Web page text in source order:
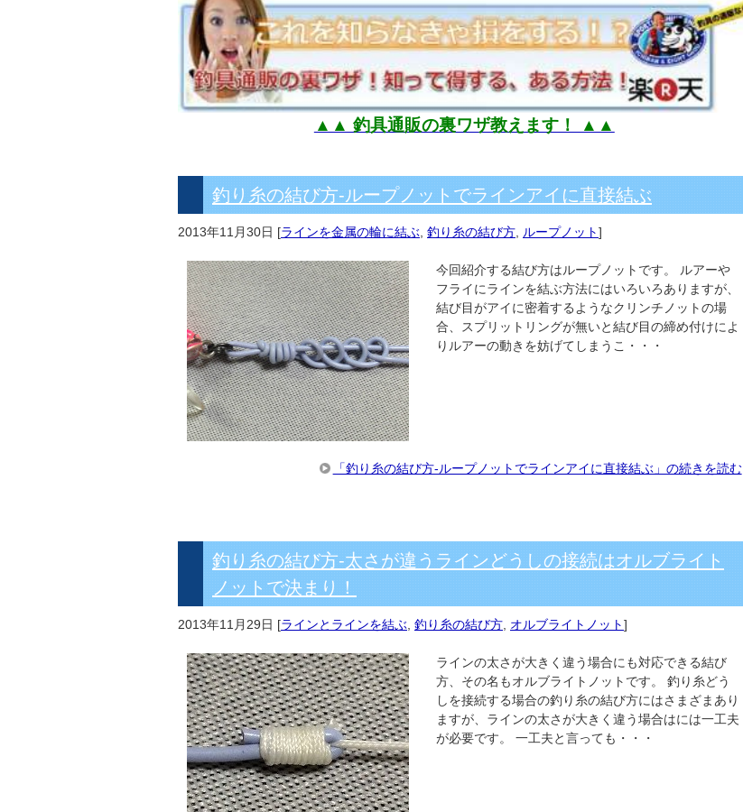
▲▲ 釣具通販の裏ワザ教えます！ ▲▲
釣り糸の結び方-ループノットでラインアイに直接結ぶ
2013年11月30日 [ラインを金属の輪に結ぶ 釣り糸の結び方 ループノット]
今回紹介する結び方はループノットです。 ルアーや
フライにラインを結ぶ方法にはいろいろありますが、
結び目がアイに密着するようなクリンチノットの場
合、スプリットリングが無いと結び目の締め付けによ
りルアーの動きを妨げてしまうこ・・・
「釣り糸の結び方-ループノットでラインアイに直接結ぶ」の続きを読む
釣り糸の結び方-太さが違うラインどうしの接続はオルブライト
ノットで決まり！
2013年11月29日 [ラインとラインを結ぶ 釣り糸の結び方 オルブライトノット]
ラインの太さが大きく違う場合にも対応できる結び
方、その名もオルブライトノットです。 釣り糸どう
しを接続する場合の釣り糸の結び方にはさまざまあり
ますが、ラインの太さが大きく違う場合はには一工夫
が必要です。 一工夫と言っても・・・